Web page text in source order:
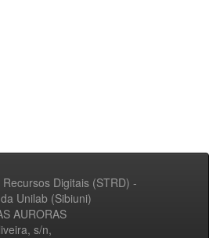
Digitais (STRD) -
Unilab (Sibiuni)
AURORAS
s/n,